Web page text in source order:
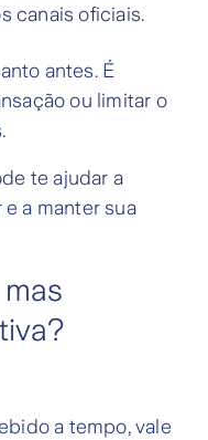
canais oficiais.
antes. É
ou limitar o
te ajudar a
a manter sua
a tempo, vale